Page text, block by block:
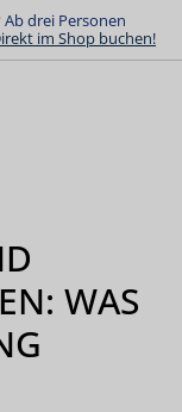
drei Personen
im Shop buchen!
WAS